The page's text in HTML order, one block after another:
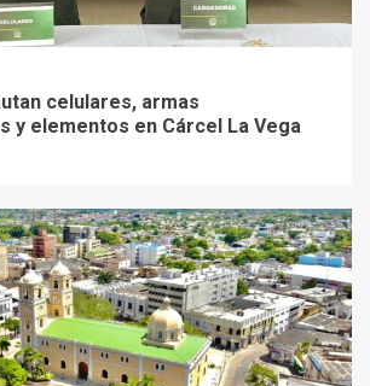
celulares, armas
y elementos en Cárcel La Vega